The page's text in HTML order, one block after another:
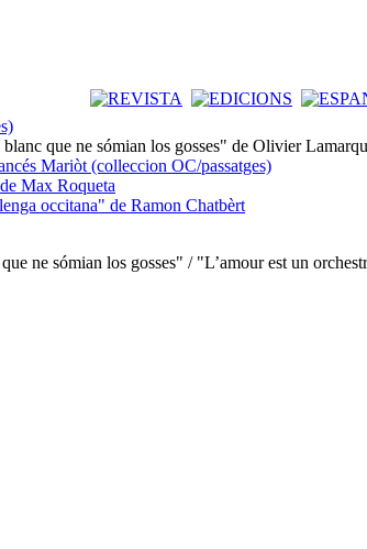
blanc que ne sómian los gosses" de Olivier
Mariòt (colleccion OC/passatges)
Max Roqueta
occitana" de Ramon Chatbèrt
ne sómian los gosses" / "L’amour est un